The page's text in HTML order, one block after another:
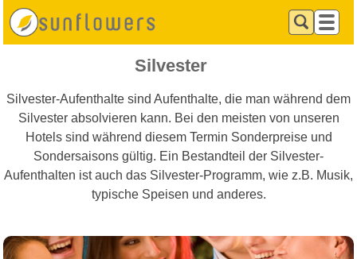
Silvester
Silvester-Aufenthalte sind Aufenthalte, die man während dem
Silvester absolvieren kann. Bei den meisten von unseren
Hotels sind während diesem Termin Sonderpreise und
Sondersaisons gültig. Ein Bestandteil der Silvester-
Aufenthalten ist auch das Silvester-Programm, wie z.B. Musik,
typische Speisen und anderes.